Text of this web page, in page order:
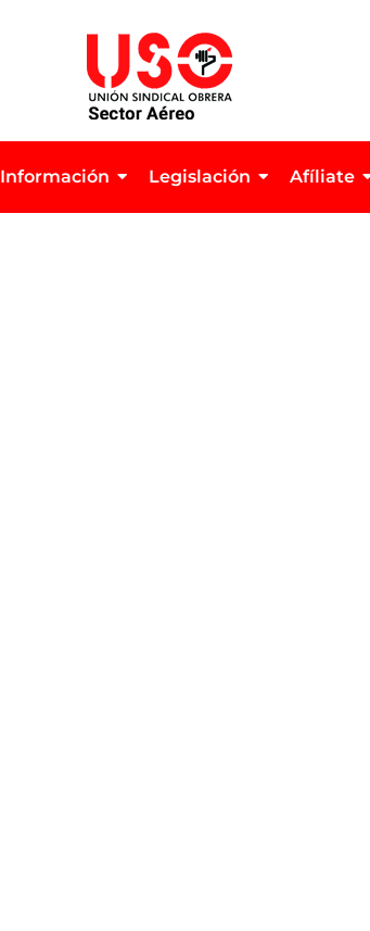
Información Legislación Afíliate